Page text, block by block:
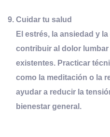
Cuidar tusalud
El estrés, la ansiedad y
contribuir al dolor
existentes. Practicar
como la meditación o la
ayudar a reducir la
bienestar general.